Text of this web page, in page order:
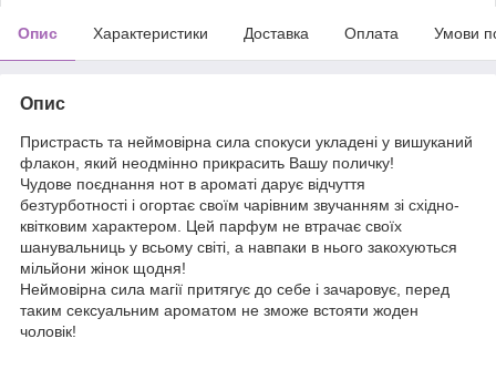
Опис Характеристики Доставка Оплата Умови
Опис
Пристрасть та неймовірна сила спокуси укладені у вишуканий
флакон, який неодмінно прикрасить Вашу поличку!
Чудове поєднання нот в ароматі дарує відчуття
безтурботності і огортає своїм чарівним звучанням зі східно-
квітковим характером. Цей парфум не втрачає своїх
шанувальниць у всьому світі, а навпаки в нього закохуються
мільйони жінок щодня!
Неймовірна сила магії притягує до себе і зачаровує, перед
таким сексуальним ароматом не зможе встояти жоден
чоловік!